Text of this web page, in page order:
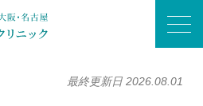
が得意な看護師(ナース)が入職
最終更新日 2026.08.01